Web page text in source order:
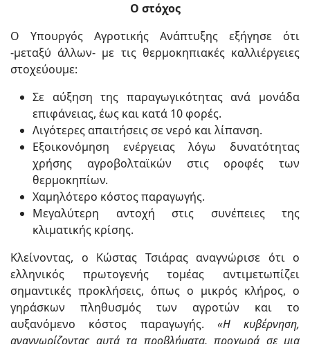
Ο στόχος
Ο Υπουργός Αγροτικής Ανάπτυξης εξήγησε ότι
-μεταξύ άλλων- με τις θερμοκηπιακές καλλιέργειες
στοχεύουμε:
⁠⁠Σε αύξηση της παραγωγικότητας ανά μονάδα
επιφάνειας, έως και κατά 10 φορές.
⁠⁠Λιγότερες απαιτήσεις σε νερό και λίπανση.
⁠⁠Εξοικονόμηση ενέργειας λόγω δυνατότητας
χρήσης αγροβολταϊκών στις οροφές των
θερμοκηπίων.
⁠⁠Χαμηλότερο κόστος παραγωγής.
⁠⁠Μεγαλύτερη αντοχή στις συνέπειες της
κλιματικής κρίσης.
Κλείνοντας, ο Κώστας Τσιάρας αναγνώρισε ότι ο
ελληνικός πρωτογενής τομέας αντιμετωπίζει
σημαντικές προκλήσεις, όπως ο μικρός κλήρος, ο
γηράσκων πληθυσμός των αγροτών και το
αυξανόμενο κόστος παραγωγής. «Η κυβέρνηση,
αναγνωρίζοντας αυτά τα προβλήματα, προχωρά σε μια